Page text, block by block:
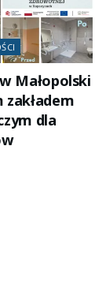
Małopolski
zakładem
dla